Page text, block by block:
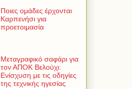
Ποιες ομάδες έρχονται
Καρπενήσι για
προετοιμασία
Μεταγραφικό σαφάρι για
τον ΑΠΟΚ Βελούχι:
Ενίσχυση με τις οδηγίες
της τεχνικής ηγεσίας